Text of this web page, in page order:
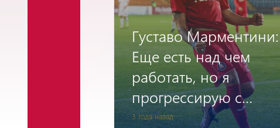
3 года назад
Густаво Марментини:
Еще есть над чем
работать, но я
прогрессирую с
каждым днем